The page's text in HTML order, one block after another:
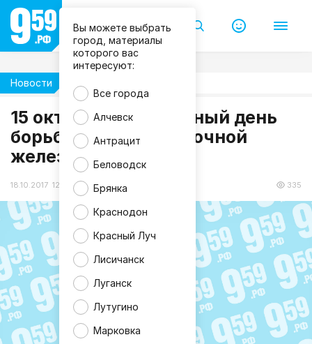
Вы можете выбрать
город, материалы
которого вас
интересуют:
Все города
Алчевск
Антрацит
Беловодск
Брянка
Краснодон
Красный Луч
Лисичанск
Луганск
Лутугино
Марковка
Новости
15 октября – Всемирный день
борьбы с раком молочной
железы
18.10.2017 12:43 335